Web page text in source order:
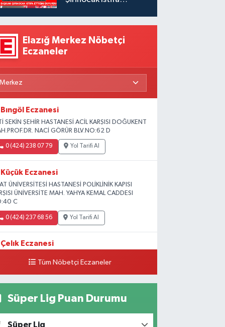
Elazığ Merkez Nöbetçi
Eczaneler
Bıngöl Eczanesi
SEKİN ŞEHİR HASTANESİ ACİL KARŞISI DOĞUKENT
NACİ GÖRÜR BLV.NO:62 D
0 (424) 238 07 79 Yol Tarifi Al
Küçük Eczanesi
ÜNİVERSİTESİ HASTANESİ POLİKLİNİK KAPISI
ÜNİVERSİTE MAH. YAHYA KEMAL CADDESI
C
0 (424) 237 68 56 Yol Tarifi Al
Çelık Eczanesi
19730 SOK. NO:6 A
GARAJI OPET KARŞISI) 1. HARPUT CAD.
Tüm Nöbetçi Eczaneler
Süper Lig Puan Durumu
Süper Lig